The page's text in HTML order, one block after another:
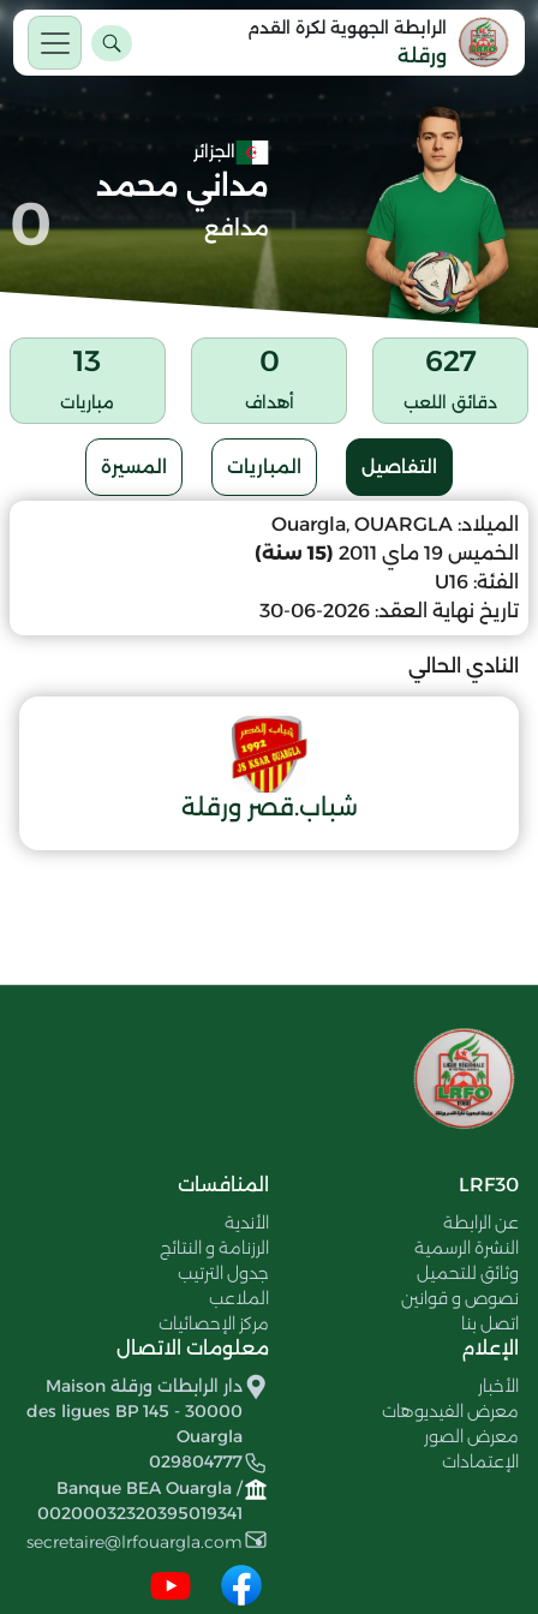
الرابطة الجهوية لكرة القدم
ورقلة
الجزائر
مداني محمد
مدافع 0
627
دقائق اللعب
0
أهداف
13
مباريات
التفاصيل المباريات المسيرة
الميلاد: Ouargla, OUARGLA
الخميس 19 ماي 2011
(15 سنة)
الفئة: U16
تاريخ نهاية العقد: 2026-06-30
النادي الحالي
شباب.قصر ورقلة
LRF30
عن الرابطة
النشرة الرسمية
وثائق للتحميل
نصوص و قوانين
اتصل بنا
المنافسات
الأندية
الرزنامة و النتائج
جدول الترتيب
الملاعب
مركز الإحصائيات
الإعلام
الأخبار
معرض الفيديوهات
معرض الصور
الإعتمادات
معلومات الاتصال
دار الرابطات ورقلة Maison
des ligues BP 145 - 30000
Ouargla
029804777
Banque BEA Ouargla /
00200032320395019341
secretaire@lrfouargla.com